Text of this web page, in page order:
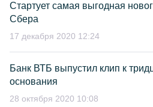
Стартует самая выгодная
Сбера
17 декабря 2020 12:24
Банк ВТБ выпустил клип к
основания
28 октября 2020 10:08